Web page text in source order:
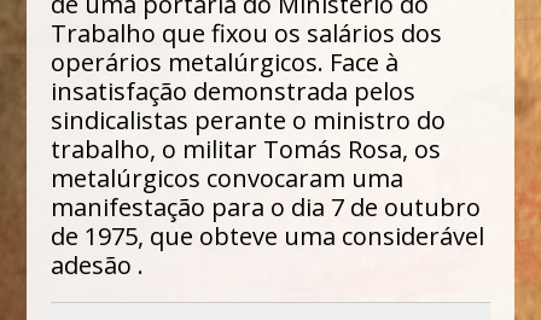
Trabalho que fixou os salários dos
operários metalúrgicos. Face à
insatisfação demonstrada pelos
sindicalistas perante o ministro do
trabalho, o militar Tomás Rosa, os
metalúrgicos convocaram uma
manifestação para o dia 7 de outubro
de 1975, que obteve uma considerável
adesão .